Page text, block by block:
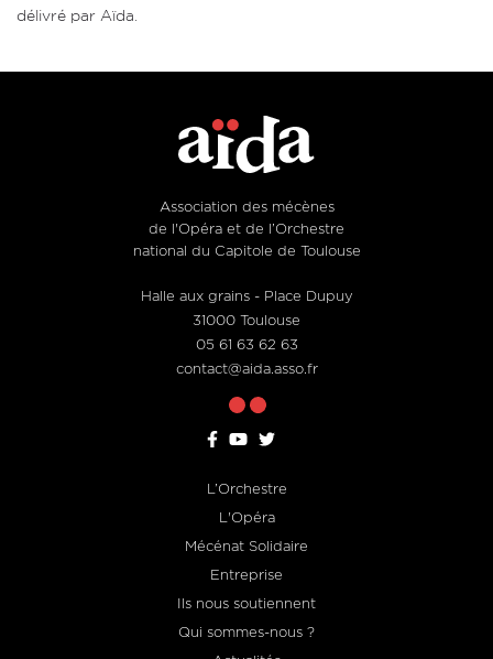
délivré par Aïda.
Association des mécènes
de l'Opéra et de l’Orchestre
national du Capitole de Toulouse
Halle aux grains - Place Dupuy
31000 Toulouse
05 61 63 62 63
contact@aida.asso.fr
L’Orchestre
L'Opéra
Mécénat Solidaire
Entreprise
Ils nous soutiennent
Qui sommes-nous ?